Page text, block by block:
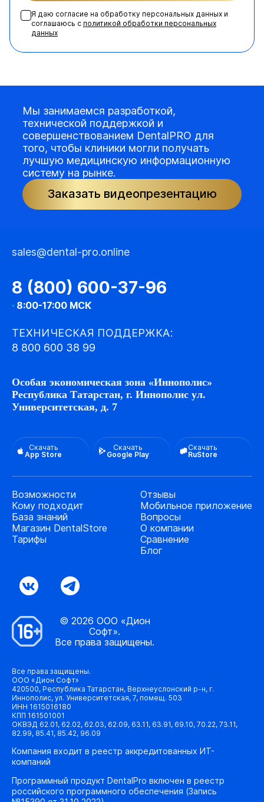
Я даю согласие на обработку персональных данных и
соглашаюсь с политикой обработки персональных
данных
Мы занимаемся разработкой,
технической поддержкой и
совершенствованием DentalPRO для
того, чтобы клиники могли получать
лучшую медицинскую информационную
систему на рынке.
Заказать видеопрезентацию
sales@dental-pro.online
8 (800) 600-37-96
· 8:00-17:00 МСК
ТЕХНИЧЕСКАЯ ПОДДЕРЖКА:
8 800 600 38 99
Особая экономическая зона «Иннополис»
Республика Татарстан, г. Иннополис ул.
Университетская, д. 7
Скачать
App Store
Скачать
Google Play
Скачать
RuStore
Возможности
Кому подходит
База знаний
Магазин DentalStore
Тарифы
Отзывы
Мобильное приложение
Вопросы
О компании
Сравнение
Блог
© 2026 ООО «Дион
Софт».
Все права защищены.
Все права защищены.
ООО «Дион Софт»
420500, Республика Татарстан, Верхнеуслонский р-н, г.
Иннополис, ул. Университетская, 7, помещ. 503
ИНН 1615016180
КПП 161501001
ОКВЭД 62.01, 62.02, 62.03, 62.09, 63.11, 63.91, 69.10, 70.22, 73.11,
82.99, 85.41, 85.42, 96.09
Компания входит в реестр аккредитованных ИТ-
компаний
Программный продукт DentalPro включен в реестр
российского программного обеспечения (Запись